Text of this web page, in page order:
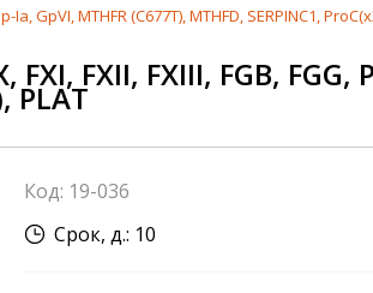
О компании
Сертификаты и лицензии
Оборудование
О компании
Внутренний аудит
База знаний
GpVI, MTHFR (C677T), MTHFD, SERPINC1,
FXII, FXIII, FGB, FGG,
PLAT
Код: 19-036
Срок, д.: 10